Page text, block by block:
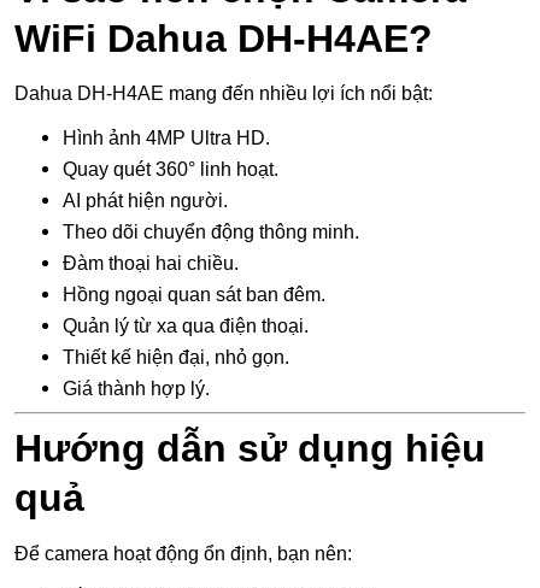
WiFi Dahua DH-H4AE?
Dahua DH-H4AE mang đến nhiều lợi ích nổi bật:
Hình ảnh 4MP Ultra HD.
Quay quét 360° linh hoạt.
AI phát hiện người.
Theo dõi chuyển động thông minh.
Đàm thoại hai chiều.
Hồng ngoại quan sát ban đêm.
Quản lý từ xa qua điện thoại.
Thiết kế hiện đại, nhỏ gọn.
Giá thành hợp lý.
Hướng dẫn sử dụng hiệu
quả
Để camera hoạt động ổn định, bạn nên: